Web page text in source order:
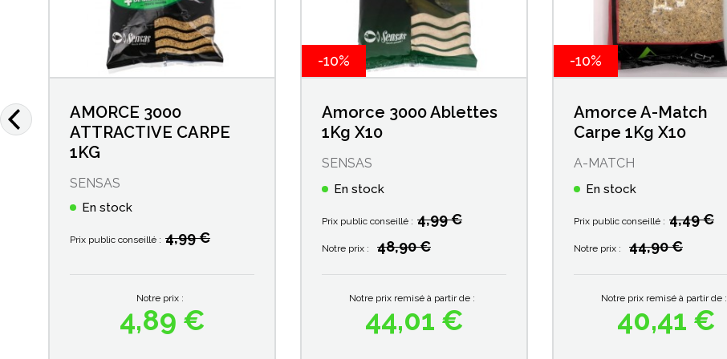
AMORCE 3000
ATTRACTIVE CARPE
1KG
SENSAS
En stock
Prix public conseillé : 4,99 €
Prix
Notre prix :
4,89 €
-10%
Amorce 3000 Ablettes
1Kg X10
SENSAS
En stock
Prix public conseillé : 4,99 €
Notre prix : Prix de base
48,90 €
Notre prix remisé à partir de :
Prix
44,01 €
-10%
Amorce A-Match
Carpe 1Kg X10
A-MATCH
En stock
Prix public conseillé : 4,49 €
Notre prix : Prix de base
44,90 €
Notre prix remisé à partir de :
Prix
40,41 €